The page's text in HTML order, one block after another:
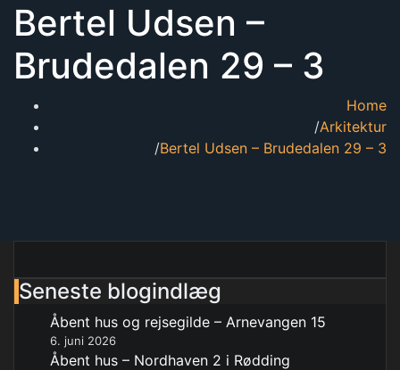
Bertel Udsen –
Brudedalen 29 – 3
Home
Arkitektur
Bertel Udsen – Brudedalen 29 – 3
Seneste blogindlæg
Åbent hus og rejsegilde – Arnevangen 15
6. juni 2026
Åbent hus – Nordhaven 2 i Rødding